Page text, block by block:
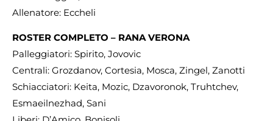
Allenatore: Eccheli
ROSTER COMPLETO – RANA VERONA
Palleggiatori: Spirito, Jovovic
Centrali: Grozdanov, Cortesia, Mosca, Zingel, Zanotti
Schiacciatori: Keita, Mozic, Dzavoronok, Truhtchev,
Esmaeilnezhad, Sani